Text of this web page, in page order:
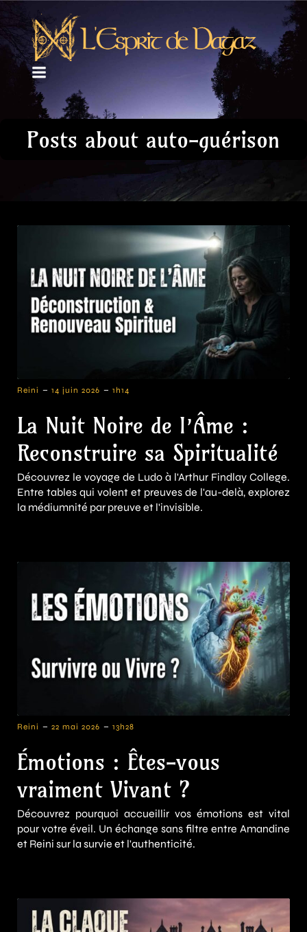
Posts about auto-guérison
Reini - 14 juin 2026 - 1h14
La Nuit Noire de l’Âme :
Reconstruire sa Spiritualité
Découvrez le voyage de Ludo à l'Arthur Findlay College.
Entre tables qui volent et preuves de l'au-delà, explorez
la médiumnité par preuve et l'invisible.
Reini - 22 mai 2026 - 13h28
Émotions : Êtes-vous
vraiment Vivant ?
Découvrez pourquoi accueillir vos émotions est vital
pour votre éveil. Un échange sans filtre entre Amandine
et Reini sur la survie et l'authenticité.